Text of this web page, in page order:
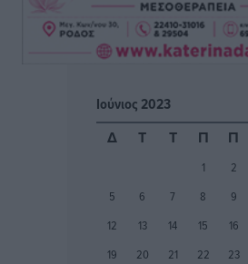
Δημόσιο: Το νέο καθεστώς
προβλέπει το νομοσχέδιο του Υπ.
Αστυπάλαια: Το φως που μένει
Ιούνιος 2023
Δ
Τ Τ Π Π
1 2
5
6 7 8 9
12
13 14 15 16
19
20 21 22 23